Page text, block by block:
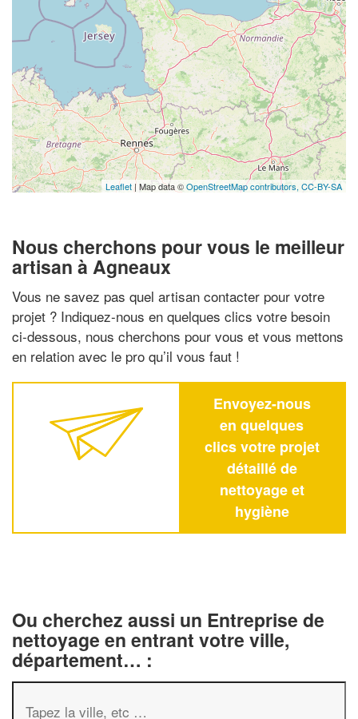
Leaflet| Map data ©OpenStreetMap contributors, CC-BY-SA
Nous cherchons pour vous le meilleur
artisan à Agneaux
Vous ne savez pas quel artisan contacter pour votre
projet ? Indiquez-nous en quelques clics votre besoin
ci-dessous, nous cherchons pour vous et vous mettons
en relation avec le pro qu’il vous faut !
Envoyez-nous
en quelques
clics votre projet
détaillé de
nettoyage et
hygiène
Ou cherchez aussi un Entreprise de
nettoyage en entrant votre ville,
département… :